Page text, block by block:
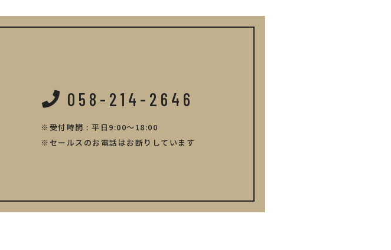
058-214-2646
受付時間 : 平日9:00～18:00
セールスのお電話はお断りしています